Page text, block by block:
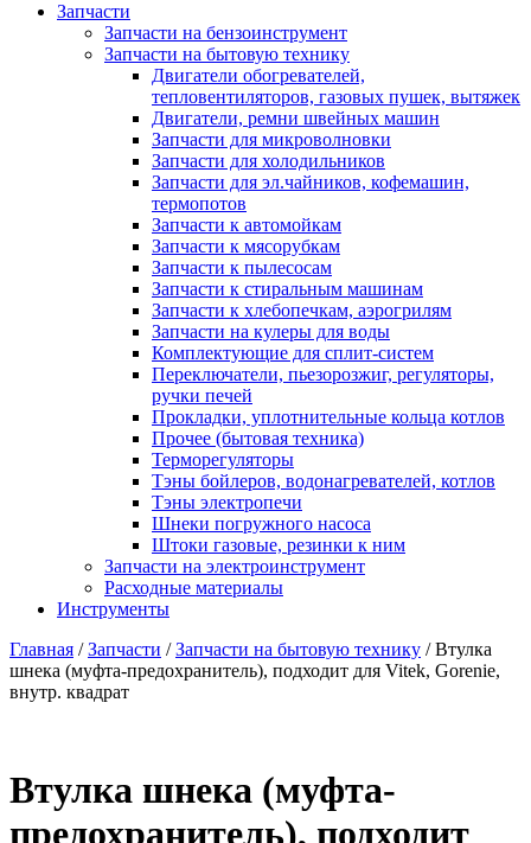
Запчасти
Запчасти на бензоинструмент
Запчасти на бытовую технику
Двигатели обогревателей,
тепловентиляторов, газовых пушек, вытяжек
Двигатели, ремни швейных машин
Запчасти для микроволновки
Запчасти для холодильников
Запчасти для эл.чайников, кофемашин,
термопотов
Запчасти к автомойкам
Запчасти к мясорубкам
Запчасти к пылесосам
Запчасти к стиральным машинам
Запчасти к хлебопечкам, аэрогрилям
Запчасти на кулеры для воды
Комплектующие для сплит-систем
Переключатели, пьезорозжиг, регуляторы,
ручки печей
Прокладки, уплотнительные кольца котлов
Прочее (бытовая техника)
Терморегуляторы
Тэны бойлеров, водонагревателей, котлов
Тэны электропечи
Шнеки погружного насоса
Штоки газовые, резинки к ним
Запчасти на электроинструмент
Расходные материалы
Инструменты
Главная /Запчасти /Запчасти на бытовую технику / Втулка
шнека (муфта-предохранитель), подходит для Vitek, Gorenie,
внутр. квадрат
Втулка шнека (муфта-
предохранитель), подходит